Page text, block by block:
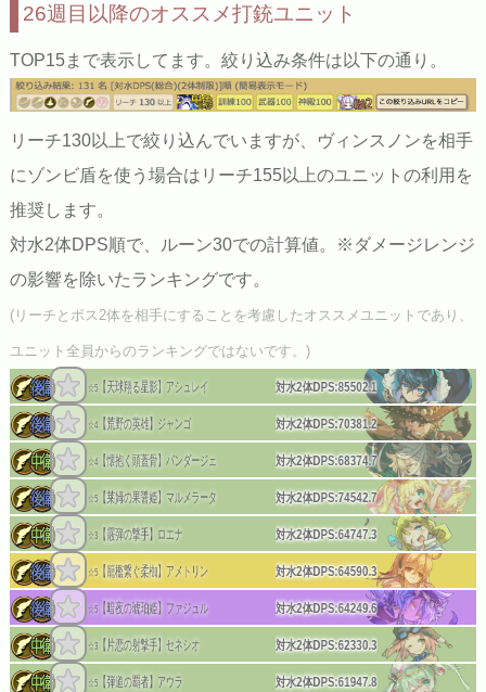
26週目以降のオススメ打銃ユニット
TOP15まで表示してます。絞り込み条件は以下の通り。
リーチ130以上で絞り込んでいますが、ヴィンスノンを相手
にゾンビ盾を使う場合はリーチ155以上のユニットの利用を
推奨します。
対水2体DPS順で、ルーン30での計算値。※ダメージレンジ
の影響を除いたランキングです。
(リーチとボス2体を相手にすることを考慮したオススメユニットであり、
ユニット全員からのランキングではないです。)
☆5 【天球翔る星影】アシュレイ 対水2体DPS:85502.1
☆4 【荒野の英雄】ジャンゴ 対水2体DPS:70381.2
☆4 【懐抱く頭蓋骨】バンダージェ 対水2体DPS:68374.7
☆5 【莱姆の果醤姫】マルメラータ 対水2体DPS:74542.7
☆3 【霰弾の撃手】ロエナ 対水2体DPS:64747.3
☆5 【籠檻繋ぐ柔枷】アメトリン 対水2体DPS:64590.3
☆5 【暗夜の琥珀姫】ファジュル 対水2体DPS:64249.6
☆3 【片恋の射撃手】セネシオ 対水2体DPS:62330.3
☆5 【弾道の覇者】アウラ 対水2体DPS:61947.8